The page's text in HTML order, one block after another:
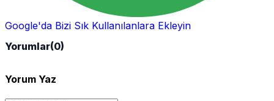
Google'da Bizi Sık Kullanılanlara Ekleyin
Yorumlar(0)
Yorum Yaz